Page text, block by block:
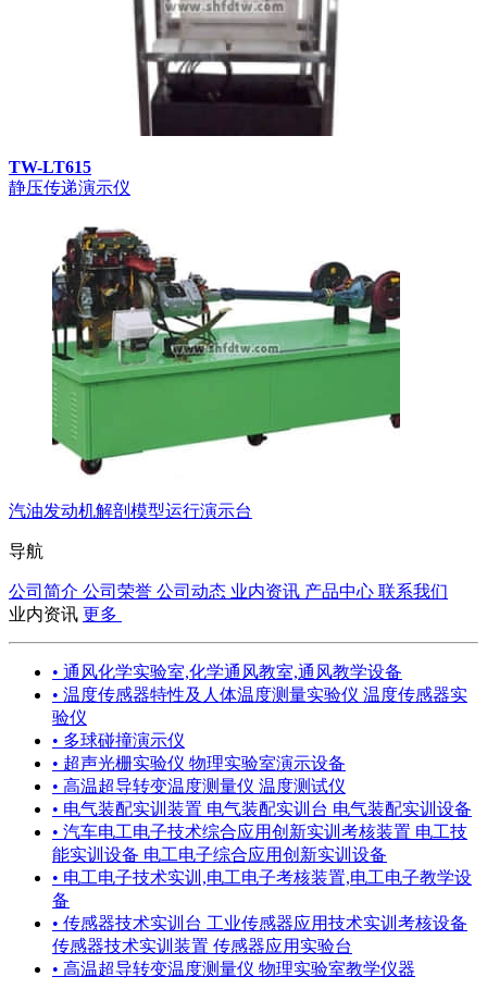
TW-LT615
静压传递演示仪
汽油发动机解剖模型运行演示台
导航
公司简介 公司荣誉 公司动态 业内资讯 产品中心 联系我们
业内资讯 更多
• 通风化学实验室,化学通风教室,通风教学设备
• 温度传感器特性及人体温度测量实验仪 温度传感器实
验仪
• 多球碰撞演示仪
• 超声光栅实验仪 物理实验室演示设备
• 高温超导转变温度测量仪 温度测试仪
• 电气装配实训装置 电气装配实训台 电气装配实训设备
• 汽车电工电子技术综合应用创新实训考核装置 电工技
能实训设备 电工电子综合应用创新实训设备
• 电工电子技术实训,电工电子考核装置,电工电子教学设
备
• 传感器技术实训台 工业传感器应用技术实训考核设备
传感器技术实训装置 传感器应用实验台
• 高温超导转变温度测量仪 物理实验室教学仪器